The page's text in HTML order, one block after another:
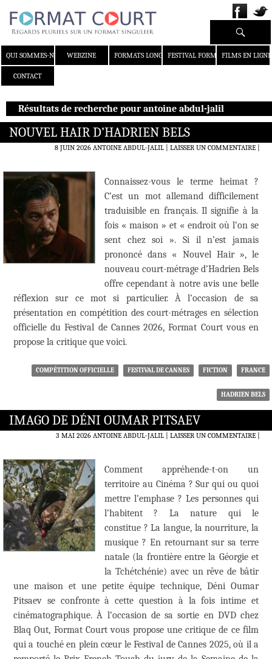
QUI SOMMES-NOUS ?WEBZINE FORMATS LONGS FESTIVAL FORMAT COURT
FILMS EN LIGNE
CONTACT
Recherche
Résultats de recherche pour antoine abdul-jalil
NOUVEL HAIR D’HADRIEN BELS
8 JUIN 2026 ANTOINE ABDUL-JALIL LAISSER UN COMMENTAIRE|
Connaissez-vous le terme heimat ?
C’est un mot allemand difficilement
traduisible en français. Il signifie à la
fois « maison » et « endroit où l’on se
sent chez soi ». Si il n’est jamais
prononcé dans « Nouvel Hair », le
nouveau court-métrage d’Hadrien Bels
offre cependant à notre avis une belle
réflexion sur ce mot si particulier. À l’occasion de sa
présentation en compétition des court-métrages en sélection
officielle du Festival de Cannes 2026, Format Court vous en
propose la critique que voici.
COMPÉTITION OFFICIELLE FESTIVAL DE CANNES FICTION FRANCE
HADRIEN BELS
IMAGO DE DÉNI OUMAR PITSAEV
3 MAI 2026 ANTOINE ABDUL-JALIL LAISSER UN COMMENTAIRE|
Comment appréhende-t-on un
territoire au Cinéma ? Sur qui ou quoi
mettre l’emphase ? Les personnes qui
l’habitent ? La nature qui le
constitue ? La langue, la nourriture, la
musique ? En retournant sur sa terre
natale (la frontière entre la Géorgie et
la Tchétchénie) avec un rêve de bâtir
une maison et une petite équipe technique, Déni Oumar
Pitsaev se confronte à cette question à la fois intime et
cinématographique. À l’occasion de sa sortie en DVD chez
Blaq Out, Format Court vous propose une critique de ce film
qui a touché en plein cœur le Festival de Cannes 2025, où il a